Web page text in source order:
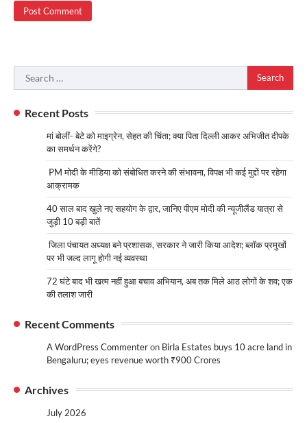
Search
for:
Recent Posts
मां बोलीं- बेटे को माइग्रेन, सेहत की चिंता; क्या पिता दिल्ली आकर अभिजीत दीपके
का समर्थन करेंगे?
PM मोदी के मीडिया को संबोधित करने की संभावना, विपक्ष भी कई मुद्दों पर रहेगा
आक्रामक
40 साल बाद खुले नए सहयोग के द्वार, जानिए पीएम मोदी की न्यूजीलैंड यात्रा से
जुड़ी 10 बड़ी बातें
जिला पंचायत अध्यक्ष बने प्रशासक, सरकार ने जारी किया आदेश; ब्लॉक प्रमुखों
पर भी जल्द लागू होगी नई व्यवस्था
72 घंटे बाद भी खत्म नहीं हुआ बचाव अभियान, अब तक मिले आठ लोगों के शव; एक
की तलाश जारी
Recent Comments
A WordPress Commenteron Birla Estates buys 10 acre land in
Bengaluru; eyes revenue worth ₹900 Crores
Archives
July 2026